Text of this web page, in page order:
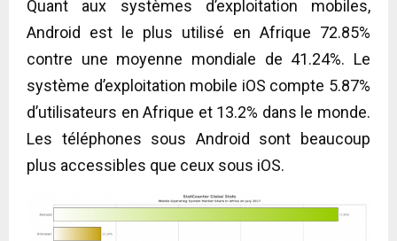
Quant aux systèmes d’exploitation mobiles,
Android est le plus utilisé en Afrique 72.85%
contre une moyenne mondiale de 41.24%. Le
système d’exploitation mobile iOS compte 5.87%
d’utilisateurs en Afrique et 13.2% dans le monde.
Les téléphones sous Android sont beaucoup
plus accessibles que ceux sous iOS.